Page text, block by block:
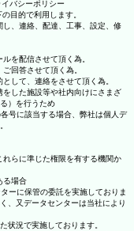
バシーポリシー
目的で利用します。
、連絡、配達、工事、設定、修
を配信させて頂く為。
回答させて頂く為。
して、連絡をさせて頂く為。
した施設等や社内向けにさまざ
）を行うため
号に該当する場合、弊社は個人デ
らに準じた権限を有する機関か
る場合
ーに保管の委託を実施しておりま
、又データセンターは当社により
状況で実施しております。